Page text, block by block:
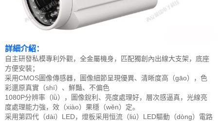
詳細介紹：
自主研發私模專利外觀，全金屬機身，匹配獨創內出線大支架，底座
方便安裝；
采用CMOS圖像傳感器，圖像細節呈現優異、清晰度高（gāo），色
彩還原真實（shí）、鮮豔、不偏色
1080P分辨率（lǜ），圖像銳利、亮度處理好，層次感逼真，光線亮
度處理能力強，效（xiào）果穩（wěn）定。
采用第四代（dài）LED，燈板采用恒流（liú）LED驅動（dòng）電路